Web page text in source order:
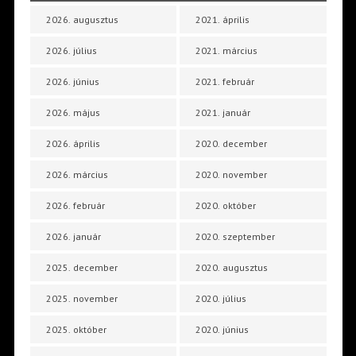
2026. augusztus
2026. július
2026. június
2026. május
2026. április
2026. március
2026. február
2026. január
2025. december
2025. november
2025. október
2021. április
2021. március
2021. február
2021. január
2020. december
2020. november
2020. október
2020. szeptember
2020. augusztus
2020. július
2020. június